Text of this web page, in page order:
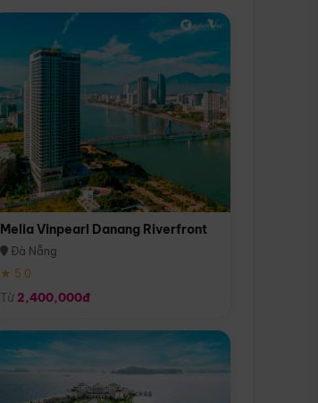
Melia Vinpearl Danang Riverfront
Đà Nẵng
★ 5.0
Từ 2,400,000đ